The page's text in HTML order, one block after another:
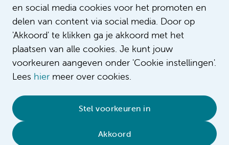
en social media cookies voor het promoten en
delen van content via social media. Door op
'Akkoord' te klikken ga je akkoord met het
plaatsen van alle cookies. Je kunt jouw
voorkeuren aangeven onder 'Cookie instellingen'.
Lees hier meer over cookies.
Stel voorkeuren in
Akkoord
Compliment/suggestion